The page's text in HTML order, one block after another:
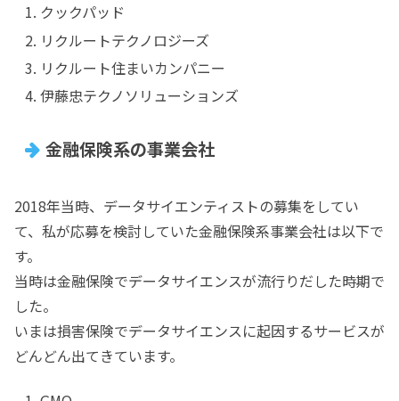
クックパッド
リクルートテクノロジーズ
リクルート住まいカンパニー
伊藤忠テクノソリューションズ
金融保険系の事業会社
2018年当時、データサイエンティストの募集をしてい
て、私が応募を検討していた金融保険系事業会社は以下で
す。
当時は金融保険でデータサイエンスが流行りだした時期で
した。
いまは損害保険でデータサイエンスに起因するサービスが
どんどん出てきています。